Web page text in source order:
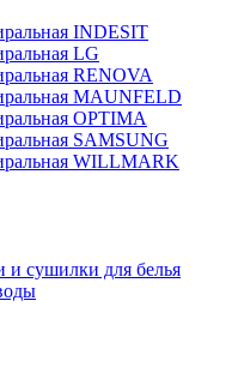
INDESIT
LG
RENOVA
MAUNFELD
OPTIMA
SAMSUNG
WILLMARK
и сушилки для белья